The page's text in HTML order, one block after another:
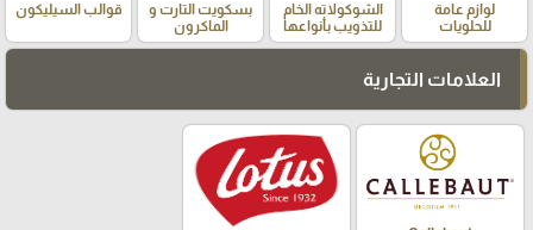
لوازم عامة
للحلويات
الشوكولاته الخام
للتذويب بأنواعها
بسكويت التارت و
الماكرون
قوالب السيليكون
العلامات التجارية